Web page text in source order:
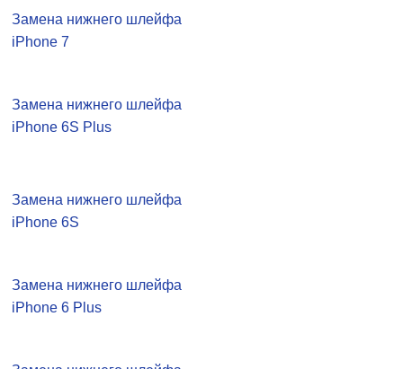
Замена нижнего шлейфа
iPhone 7
Замена нижнего шлейфа
iPhone 6S Plus
Замена нижнего шлейфа
iPhone 6S
Замена нижнего шлейфа
iPhone 6 Plus